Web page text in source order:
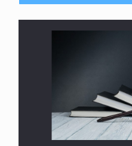
الميلادية أو الهجرية؟